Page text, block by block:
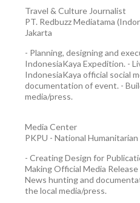
Travel & Culture Journalist
PT. Redbuzz Mediatama
Jakarta
- Planning, designing and
IndonesiaKaya Expedition. -
IndonesiaKaya official social
documentation of event. -
media/press.
Media Center
PKPU - National
- Creating Design for
Making Official Media
News hunting and
the local media/press.